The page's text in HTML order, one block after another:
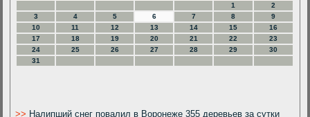
1
2
3
4 5 6 7 8
9
10
11 12 13 14 15
16
17
18 19 20 21 22
23
24
25 26 27 28 29
30
31
>> Налипший снег повалил в Воронеже 355 деревьев за сутки